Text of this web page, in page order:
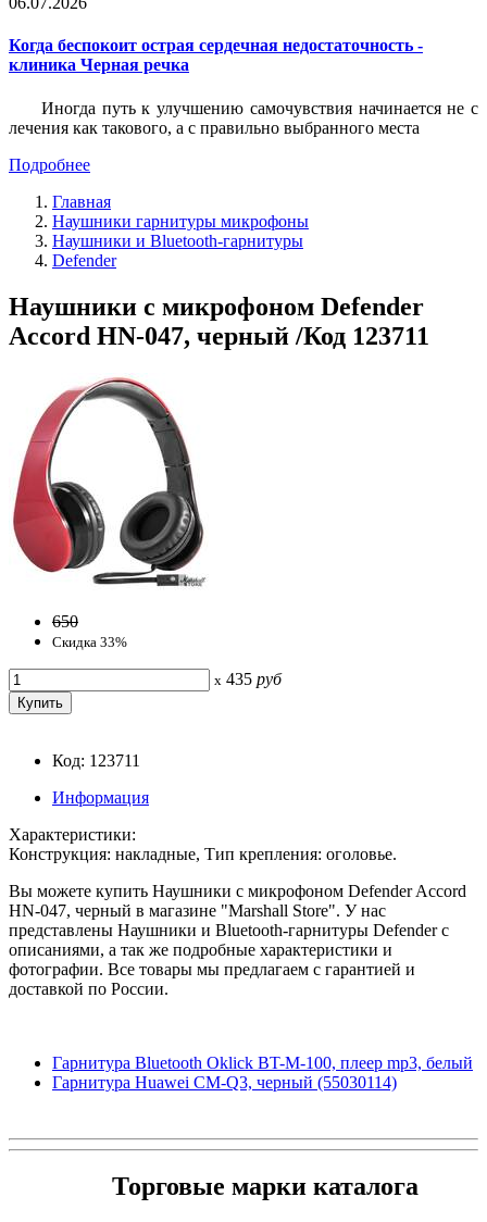
Когда беспокоит острая сердечная недостаточность -
клиника Черная речка
Иногда путь к улучшению самочувствия начинается не с
лечения как такового, а с правильно выбранного места
Подробнее
Главная
Наушники гарнитуры микрофоны
Наушники и Bluetooth-гарнитуры
Defender
Наушники с микрофоном Defender
Accord HN-047, черный /Код 123711
650
Скидка 33%
x 435 руб
Код: 123711
Информация
Характеристики:
Конструкция: накладные, Тип крепления: оголовье.
Вы можете купить Наушники с микрофоном Defender Accord
HN-047, черный в магазине "Marshall Store". У нас
представлены Наушники и Bluetooth-гарнитуры Defender с
описаниями, а так же подробные характеристики и
фотографии. Все товары мы предлагаем с гарантией и
доставкой по России.
Гарнитура Bluetooth Oklick BT-M-100, плеер mp3, белый
Гарнитура Huawei CM-Q3, черный (55030114)
Торговые марки каталога